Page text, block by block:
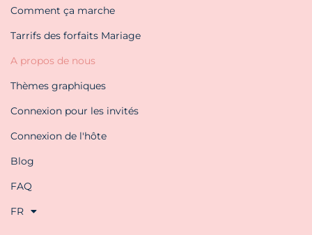
Comment ça marche
Tarrifs des forfaits Mariage
A propos de nous
Thèmes graphiques
Connexion pour les invités
Connexion de l'hôte
Blog
FAQ
FR